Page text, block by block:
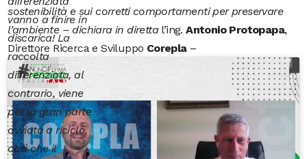
sostenibilità e sui corretti comportamenti per preservare
l’ambiente – dichiara in diretta l’ing.Antonio Protopapa,
Direttore Ricerca e Sviluppo Corepla–
vanno a finire in
discarica! La
raccolta
differenziata, al
contrario, viene
per la gran parte
avviata a riciclo,
così che il